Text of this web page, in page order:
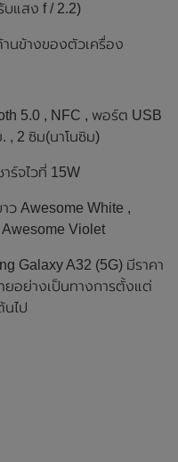
บแสง f / 2.2)
นข้างของตัวเครื่อง
5.0 , NFC , พอร์ต USB
, 2 ซิม(นาโนซิม)
ร์จไวที่ 15W
ว Awesome White ,
Violet
Galaxy A32 (5G) มีราคา
ยอย่างเป็นทางการตั้งแต่
ไป